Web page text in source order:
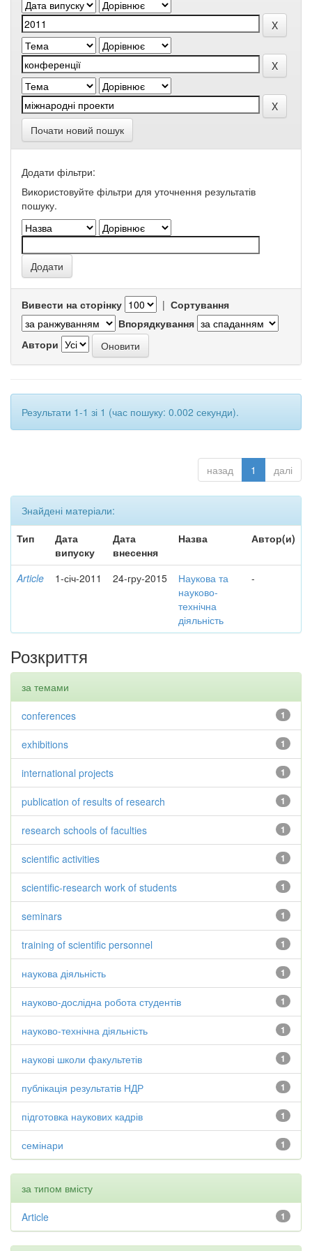
Почати новий пошук
Додати фільтри:
Використовуйте фільтри для уточнення результатів
пошуку.
Вивести на сторінку | Сортування
Впорядкування
Автори
Результати 1-1 зі 1 (час пошуку: 0.002 секунди).
назад 1 далі
Знайдені матеріали:
Тип
Дата
випуску
Дата
внесення
Назва Автор(и)
Article 1-січ-2011 24-гру-2015
Наукова та
науково-
технічна
діяльність
-
Розкриття
за темами
1
conferences
1
exhibitions
1
international projects
1
publication of results of research
1
research schools of faculties
1
scientific activities
1
scientific-research work of students
1
seminars
1
training of scientific personnel
1
наукова діяльність
1
науково-дослідна робота студентів
1
науково-технічна діяльність
1
наукові школи факультетів
1
публікація результатів НДР
1
підготовка наукових кадрів
1
семінари
за типом вмісту
1
Article